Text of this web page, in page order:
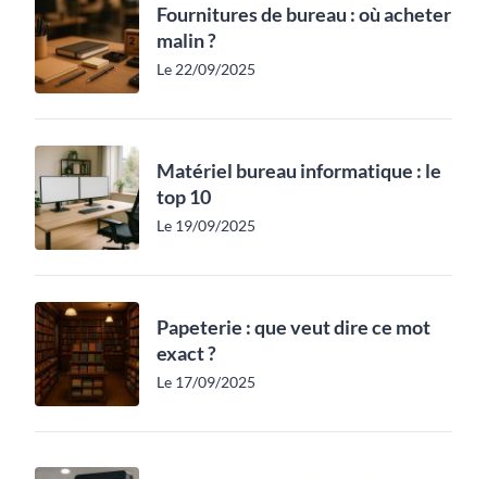
Fournitures de bureau : où acheter
malin ?
Le 22/09/2025
Matériel bureau informatique : le
top 10
Le 19/09/2025
Papeterie : que veut dire ce mot
exact ?
Le 17/09/2025